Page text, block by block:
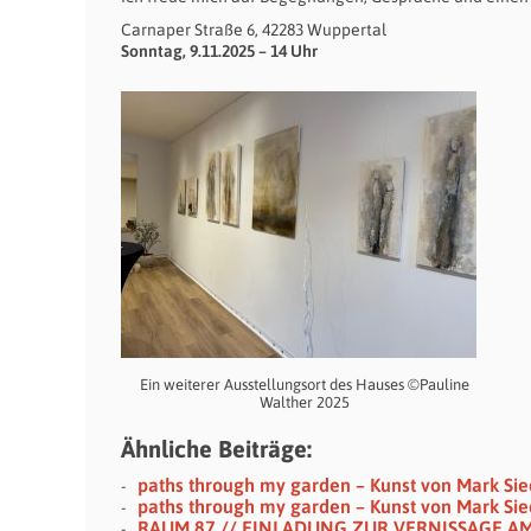
Carnaper Straße 6, 42283 Wuppertal
Sonntag, 9.11.2025 – 14 Uhr
Ein weiterer Ausstellungsort des Hauses ©Pauline
Walther 2025
Ähnliche Beiträge:
paths through my garden – Kunst von Mark
paths through my garden – Kunst von Mark